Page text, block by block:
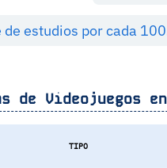
de estudios por cada
de Videojuegos en
TIPO